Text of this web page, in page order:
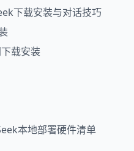
下载安装与对话技巧
载安装
本地部署硬件清单